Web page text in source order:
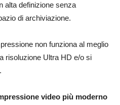
alta definizione senza
di archiviazione.
non funziona al meglio
risoluzione Ultra HD e/o si
video più moderno